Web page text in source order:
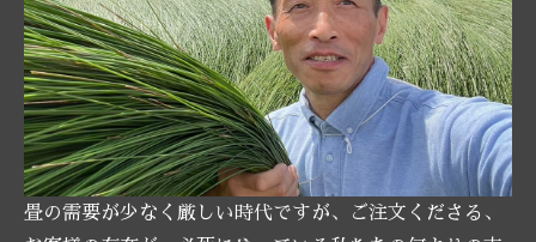
畳の需要が少なく厳しい時代ですが、ご注文くださる、